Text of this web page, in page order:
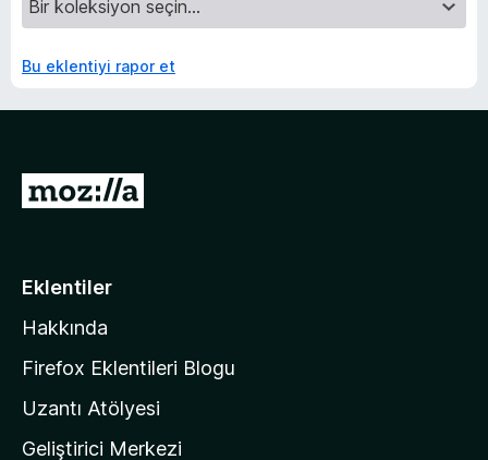
Bu eklentiyi rapor et
M
i
l
a
n
ı
Eklentiler
Hakkında
Firefox Eklentileri Blogu
Uzantı Atölyesi
Geliştirici Merkezi